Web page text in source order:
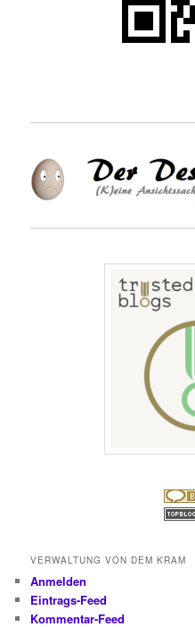
VERWALTUNG VON DEM KRAM
Anmelden
Eintrags-Feed
Kommentar-Feed